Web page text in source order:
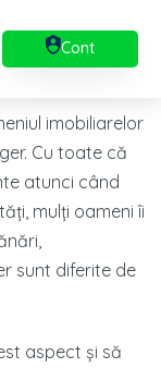
Cont
imobiliarelor
Cu toate că
atunci când
mulți oameni îi
sunt diferite de
aspect și să